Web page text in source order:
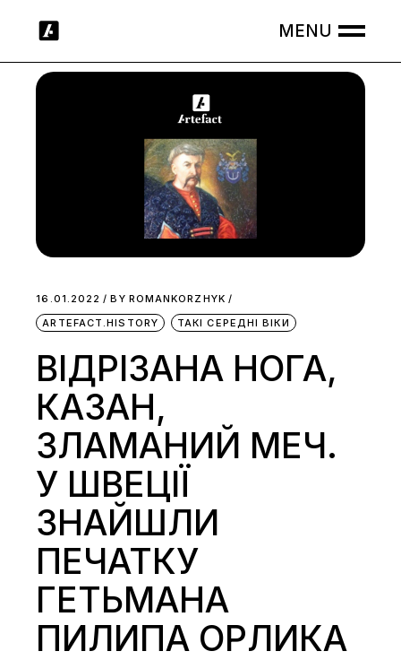
16.01.2022 BY ROMANKORZHYK
ARTEFACT.HISTORY
ТАКІ СЕРЕДНІ ВІКИ
ВІДРІЗАНА НОГА,
КАЗАН,
ЗЛАМАНИЙ МЕЧ.
У ШВЕЦІЇ
ЗНАЙШЛИ
ПЕЧАТКУ
ГЕТЬМАНА
ПИЛИПА ОРЛИКА